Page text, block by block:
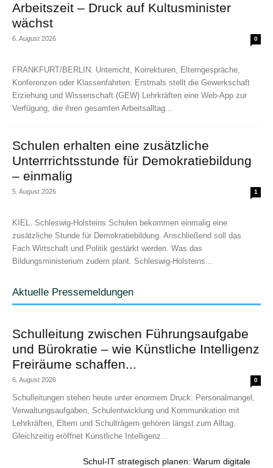
Arbeitszeit – Druck auf Kultusminister
wächst
6. August 2026 0
FRANKFURT/BERLIN. Unterricht, Korrekturen, Elterngespräche,
Konferenzen oder Klassenfahrten: Erstmals stellt die Gewerkschaft
Erziehung und Wissenschaft (GEW) Lehrkräften eine Web-App zur
Verfügung, die ihren gesamten Arbeitsalltag...
Schulen erhalten eine zusätzliche
Unterrrichtsstunde für Demokratiebildung
– einmalig
5. August 2026 1
KIEL. Schleswig-Holsteins Schulen bekommen einmalig eine
zusätzliche Stunde für Demokratiebildung. Anschließend soll das
Fach Wirtschaft und Politik gestärkt werden. Was das
Bildungsministerium zudem plant. Schleswig-Holsteins...
Aktuelle Pressemeldungen
Schulleitung zwischen Führungsaufgabe
und Bürokratie – wie Künstliche Intelligenz
Freiräume schaffen...
6. August 2026 0
Schulleitungen stehen heute unter enormem Druck: Personalmangel,
Verwaltungsaufgaben, Schulentwicklung und Kommunikation mit
Lehrkräften, Eltern und Schulträgern gehören längst zum Alltag.
Gleichzeitig eröffnet Künstliche Intelligenz...
Schul-IT strategisch planen: Warum digitale